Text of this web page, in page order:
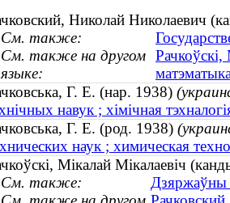
Николай Николаевич
См. также:
См. также на другом
языке:
Г. Е. (нар. 1938)
навук ; хімічная
Г. Е. (род. 1938)
наук ; химическая
Мікалай Мікалаевіч
См. также:
Дзяржаўны